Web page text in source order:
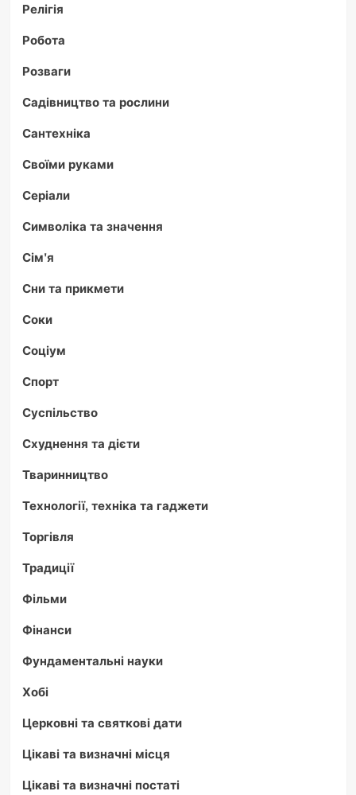
Релігія
Робота
Розваги
Садівництво та рослини
Сантехніка
Своїми руками
Серіали
Символіка та значення
Сім'я
Сни та прикмети
Соки
Соціум
Спорт
Суспільство
Схуднення та дієти
Тваринництво
Технології, техніка та гаджети
Торгівля
Традиції
Фільми
Фінанси
Фундаментальні науки
Хобі
Церковні та святкові дати
Цікаві та визначні місця
Цікаві та визначні постаті